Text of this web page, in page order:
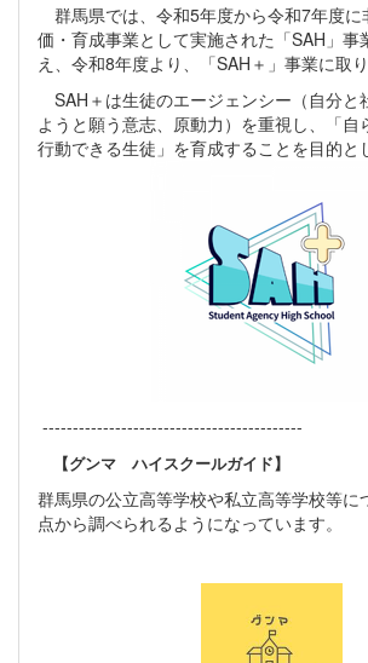
群馬県では、令和5年度から令和7年度に
価・育成事業として実施された「SAH」事
え、令和8年度より、「SAH＋」事業に取り
SAH＋は生徒のエージェンシー（自分と
ようと願う意志、原動力）を重視し、「自
行動できる生徒」を育成することを目的と
-------------------------------------------
【グンマ ハイスクールガイド】
群馬県の公立高等学校や私立高等学校等に
点から調べられるようになっています。